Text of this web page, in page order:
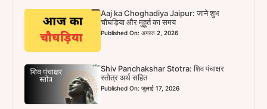
Aaj ka Choghadiya Jaipur: जाने शुभ
चौघड़िया और मुहूर्त का समय
Published On: अगस्त 2, 2026
Shiv Panchakshar Stotra: शिव पंचाक्षर
स्तोत्र अर्थ सहित
Published On: जुलाई 17, 2026